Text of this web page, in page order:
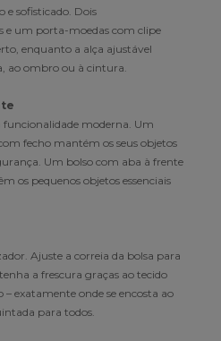
sofisticado. Dois
e um porta-moedas com clipe
enquanto a alça ajustável
ao ombro ou à cintura.
funcionalidade moderna. Um
fecho mantém os seus objetos
Um bolso com aba à frente
os pequenos objetos essenciais
Ajuste a correia da bolsa para
a frescura graças ao tecido
exatamente onde se encosta ao
para todos.